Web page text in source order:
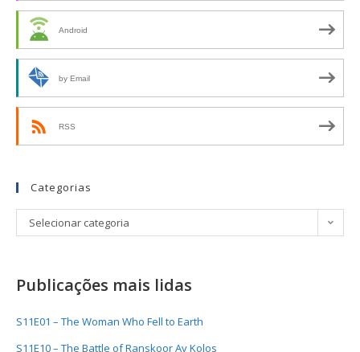
Android
by Email
RSS
Categorias
Selecionar categoria
Publicações mais lidas
S11E01 – The Woman Who Fell to Earth
S11E10 – The Battle of Ranskoor Av Kolos